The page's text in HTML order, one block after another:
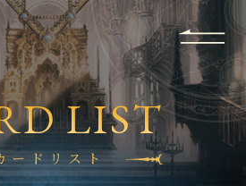
FOR
BEGINNERS
APPLICATION
LIST
ードリスト